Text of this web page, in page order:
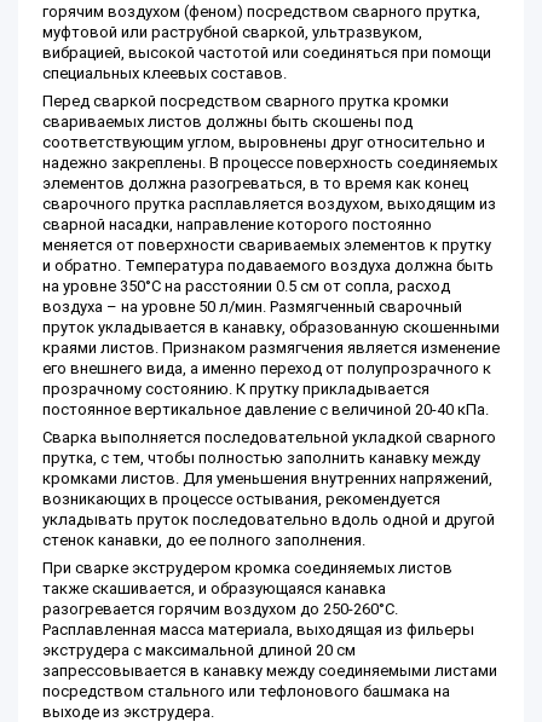
горячим воздухом (феном) посредством сварного прутка,
муфтовой или раструбной сваркой, ультразвуком,
вибрацией, высокой частотой или соединяться при помощи
специальных клеевых составов.
Перед сваркой посредством сварного прутка кромки
свариваемых листов должны быть скошены под
соответствующим углом, выровнены друг относительно и
надежно закреплены. В процессе поверхность соединяемых
элементов должна разогреваться, в то время как конец
сварочного прутка расплавляется воздухом, выходящим из
сварной насадки, направление которого постоянно
меняется от поверхности свариваемых элементов к прутку
и обратно. Температура подаваемого воздуха должна быть
на уровне 350°С на расстоянии 0.5 см от сопла, расход
воздуха – на уровне 50 л/мин. Размягченный сварочный
пруток укладывается в канавку, образованную скошенными
краями листов. Признаком размягчения является изменение
его внешнего вида, а именно переход от полупрозрачного к
прозрачному состоянию. К прутку прикладывается
постоянное вертикальное давление с величиной 20-40 кПа.
Сварка выполняется последовательной укладкой сварного
прутка, с тем, чтобы полностью заполнить канавку между
кромками листов. Для уменьшения внутренних напряжений,
возникающих в процессе остывания, рекомендуется
укладывать пруток последовательно вдоль одной и другой
стенок канавки, до ее полного заполнения.
При сварке экструдером кромка соединяемых листов
также скашивается, и образующаяся канавка
разогревается горячим воздухом до 250-260°С.
Расплавленная масса материала, выходящая из фильеры
экструдера с максимальной длиной 20 см
запрессовывается в канавку между соединяемыми листами
посредством стального или тефлонового башмака на
выходе из экструдера.